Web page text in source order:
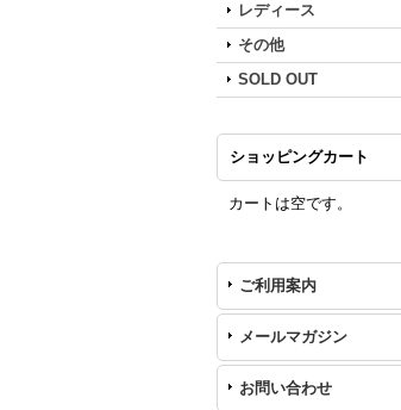
レディース
その他
SOLD OUT
ショッピングカート
カートは空です。
ご利用案内
メールマガジン
お問い合わせ